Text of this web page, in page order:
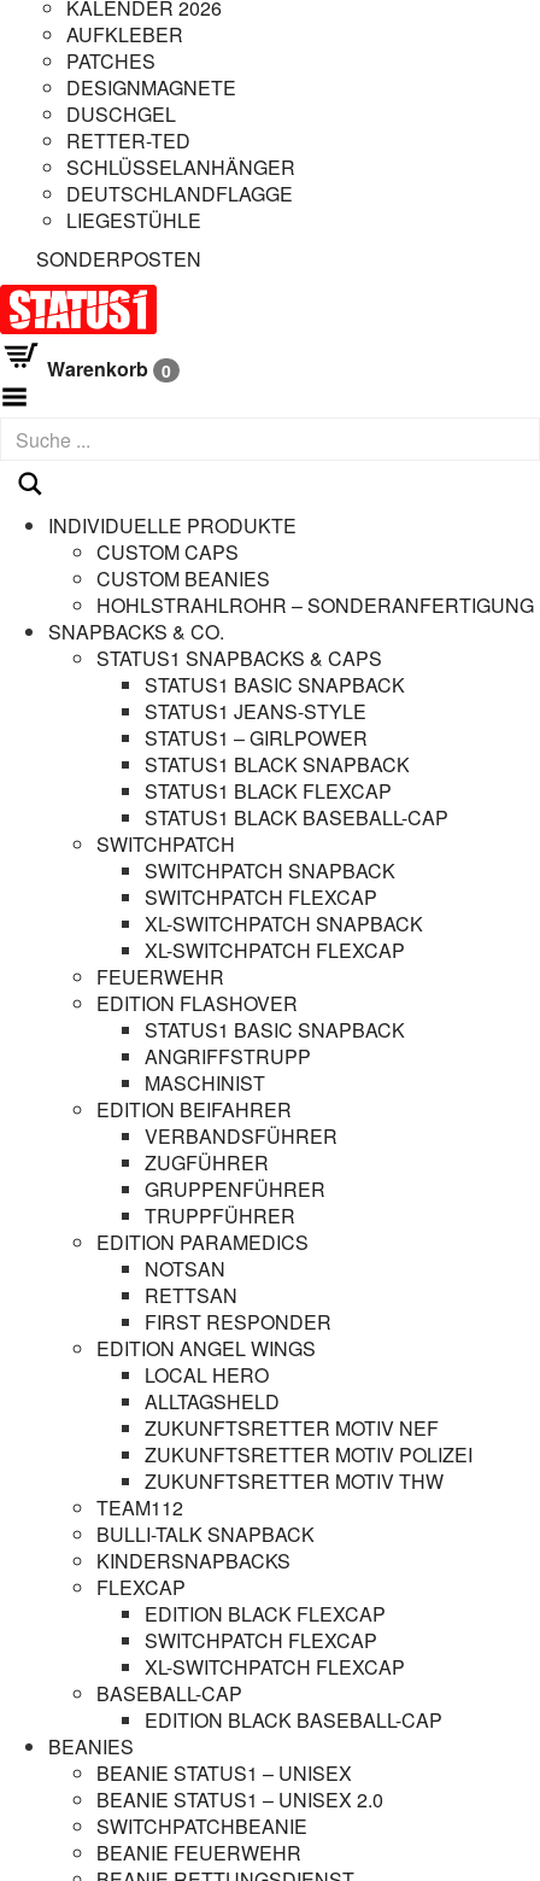
KALENDER 2026
AUFKLEBER
PATCHES
DESIGNMAGNETE
DUSCHGEL
RETTER-TED
SCHLÜSSELANHÄNGER
DEUTSCHLANDFLAGGE
LIEGESTÜHLE
SONDERPOSTEN
Warenkorb 0
INDIVIDUELLE PRODUKTE
CUSTOM CAPS
CUSTOM BEANIES
HOHLSTRAHLROHR – SONDERANFERTIGUNG
SNAPBACKS & CO.
STATUS1 SNAPBACKS & CAPS
STATUS1 BASIC SNAPBACK
STATUS1 JEANS-STYLE
STATUS1 – GIRLPOWER
STATUS1 BLACK SNAPBACK
STATUS1 BLACK FLEXCAP
STATUS1 BLACK BASEBALL-CAP
SWITCHPATCH
SWITCHPATCH SNAPBACK
SWITCHPATCH FLEXCAP
XL-SWITCHPATCH SNAPBACK
XL-SWITCHPATCH FLEXCAP
FEUERWEHR
EDITION FLASHOVER
STATUS1 BASIC SNAPBACK
ANGRIFFSTRUPP
MASCHINIST
EDITION BEIFAHRER
VERBANDSFÜHRER
ZUGFÜHRER
GRUPPENFÜHRER
TRUPPFÜHRER
EDITION PARAMEDICS
NOTSAN
RETTSAN
FIRST RESPONDER
EDITION ANGEL WINGS
LOCAL HERO
ALLTAGSHELD
ZUKUNFTSRETTER MOTIV NEF
ZUKUNFTSRETTER MOTIV POLIZEI
ZUKUNFTSRETTER MOTIV THW
TEAM112
BULLI-TALK SNAPBACK
KINDERSNAPBACKS
FLEXCAP
EDITION BLACK FLEXCAP
SWITCHPATCH FLEXCAP
XL-SWITCHPATCH FLEXCAP
BASEBALL-CAP
EDITION BLACK BASEBALL-CAP
BEANIES
BEANIE STATUS1 – UNISEX
BEANIE STATUS1 – UNISEX 2.0
SWITCHPATCHBEANIE
BEANIE FEUERWEHR